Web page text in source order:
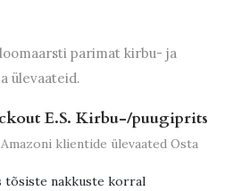
parimat kirbu- ja
ülevaateid.
E.S. Kirbu-/puugiprits
Amazoni klientide ülevaated Osta
tõsiste nakkuste korral